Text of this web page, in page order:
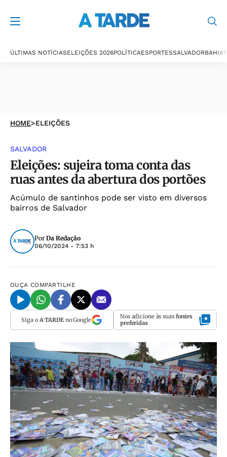
ÚLTIMAS NOTÍCIASELEIÇÕES 2026POLÍTICAESPORTESSALVADORBAHIA
HOME>ELEIÇÕES
SALVADOR
Eleições: sujeira toma conta das
ruas antes da abertura dos portões
Acúmulo de santinhos pode ser visto em diversos
bairros de Salvador
Por Da Redação
06/10/2024 - 7:53 h
OUÇA COMPARTILHE
Siga o A TARDEno Google Nos adicione às suas fontes
preferidas